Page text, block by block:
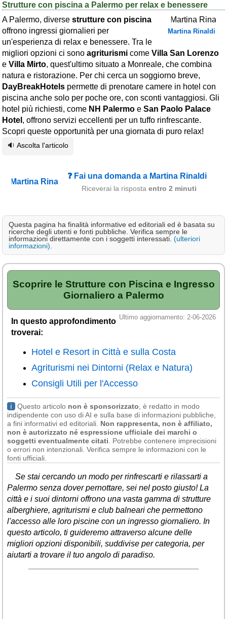
Strutture con piscina a Palermo per relax e benessere
Martina Rinaldi
A Palermo, diverse strutture con piscina
offrono ingressi giornalieri per
un'esperienza di relax e benessere. Tra le
migliori opzioni ci sono agriturismi come Villa San Lorenzo
e Villa Mirto, quest'ultimo situato a Monreale, che combina
natura e ristorazione. Per chi cerca un soggiorno breve,
DayBreakHotels permette di prenotare camere in hotel con
piscina anche solo per poche ore, con sconti vantaggiosi. Gli
hotel più richiesti, come NH Palermo e San Paolo Palace
Hotel , offrono servizi eccellenti per un tuffo rinfrescante.
Scopri queste opportunità per una giornata di puro relax!
🔉 Ascolta l'articolo
❓ Fai una domanda a Martina Rinaldi
Riceverai la risposta entro 2 minuti
Questa pagina ha finalità informative ed editoriali ed è basata su
ricerche degli utenti e fonti pubbliche. Verifica sempre le
informazioni direttamente con i soggetti interessati. (ulteriori
informazioni)
Scoprire le Strutture con Piscina e Ingresso
Giornaliero a Palermo
Ultimo aggiornamento: 2-06-2026
In questo approfondimento
troverai:
Hotel e Resort in Città e sulla Costa
Agriturismi nei Dintorni (Relax e Natura)
Consigli Utili per l'Accesso
ℹ Questo articolo non è sponsorizzato , è redatto in modo
indipendente con uso di AI e sulla base di informazioni pubbliche,
a fini informativi ed editoriali. Non rappresenta, non è affiliato,
non è autorizzato né espressione ufficiale dei marchi o
soggetti eventualmente citati . Potrebbe contenere imprecisioni
o errori non intenzionali. Verifica sempre le informazioni con le
fonti ufficiali.
Se stai cercando un modo per rinfrescarti e rilassarti a
Palermo senza dover pernottare, sei nel posto giusto! La
città e i suoi dintorni offrono una vasta gamma di strutture
alberghiere, agriturismi e club balneari che permettono
l'accesso alle loro piscine con un ingresso giornaliero. In
questo articolo, ti guideremo attraverso alcune delle
migliori opzioni disponibili, suddivise per categoria, per
aiutarti a trovare il tuo angolo di paradiso.
Eventi e cose da vedere
➕ Segnala evento
Area riservata
Chi siamo
Ambienti
≋ Mare
🗻 Montagna
Laghi
Altro
Cerca le offerte per regione
Abruzzo(214)
Basilicata(64)
Campania (364)
Emilia - Romagna
Friuli - Venezia Giulia
Lazio (317)
Liguria(189)
Lombardia (176)
Marche(242)
Molise(38)
Puglia(787)
Sardegna (457)
Sicilia(824)
Toscana(448)
Trentino - Alto Adige